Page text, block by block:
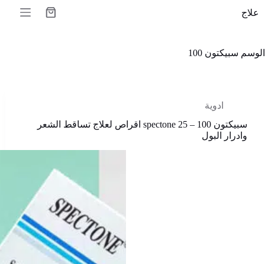
إلىعلاج
عربة
الوسم سبيكتون 100
ادوية
سبيكتون spectone 25 – 100 اقراص لعلاج تساقط الشعر
وادرار البول